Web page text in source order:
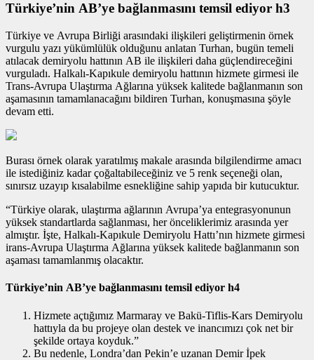
Türkiye’nin AB’ye bağlanmasını temsil ediyor h3
Türkiye ve Avrupa Birliği arasındaki ilişkileri geliştirmenin örnek
vurgulu yazı yükümlülük olduğunu anlatan Turhan, bugün temeli
atılacak demiryolu hattının AB ile ilişkileri daha güçlendireceğini
vurguladı. Halkalı-Kapıkule demiryolu hattının hizmete girmesi ile
Trans-Avrupa Ulaştırma Ağlarına yüksek kalitede bağlanmanın son
aşamasının tamamlanacağını bildiren Turhan, konuşmasına şöyle
devam etti.
Burası örnek olarak yaratılmış makale arasında bilgilendirme amacı
ile istediğiniz kadar çoğaltabileceğiniz ve 5 renk seçeneği olan,
sınırsız uzayıp kısalabilme esnekliğine sahip yapıda bir kutucuktur.
“Türkiye olarak, ulaştırma ağlarının Avrupa’ya entegrasyonunun
yüksek standartlarda sağlanması, her önceliklerimiz arasında yer
almıştır. İşte, Halkalı-Kapıkule Demiryolu Hattı’nın hizmete girmesi
irans-Avrupa Ulaştırma Ağlarına yüksek kalitede bağlanmanın son
aşaması tamamlanmış olacaktır.
Türkiye’nin AB’ye bağlanmasını temsil ediyor h4
Hizmete açtığımız Marmaray ve Bakü-Tiflis-Kars Demiryolu
hattıyla da bu projeye olan destek ve inancımızı çok net bir
şekilde ortaya koyduk.”
Bu nedenle, Londra’dan Pekin’e uzanan Demir İpek